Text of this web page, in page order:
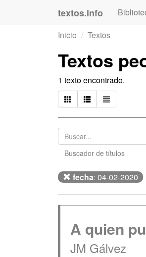
textos.info
Inicio
Textos
Textos
1 texto encontrado.
Buscador de títulos
fecha: 04-02-2020
A quien
JM Gálvez